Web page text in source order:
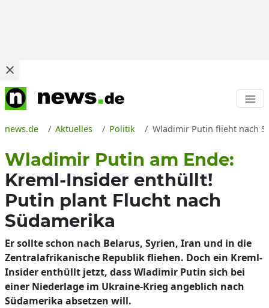
news.de Aktuelles Politik Wladimir Putin flieht nach
Wladimir Putin am Ende:
Kreml-Insider enthüllt!
Putin plant Flucht nach
Südamerika
Er sollte schon nach Belarus, Syrien, Iran und in die
Zentralafrikanische Republik fliehen. Doch ein Kreml-
Insider enthüllt jetzt, dass Wladimir Putin sich bei
einer Niederlage im Ukraine-Krieg angeblich nach
Südamerika absetzen will.